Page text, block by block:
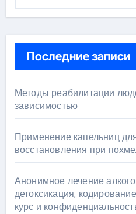
Последние записи
Методы реабилитации
зависимостью
Применение капельниц
восстановления при
Анонимное лечение
детоксикация,
курс и